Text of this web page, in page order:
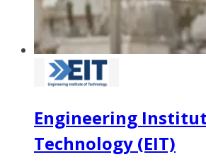
Engineering
Technology (EIT)